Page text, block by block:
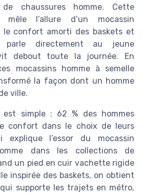
chaussures homme. Cette
mêle l’allure d’un mocassin
confort amorti des baskets et
parle directement au jeune
debout toute la journée. En
mocassins homme à semelle
la façon dont un homme
ville.
simple : 62 % des hommes
confort dans le choix de leurs
explique l’essor du mocassin
dans les collections de
un pied en cuir vachette rigide
inspirée des baskets, on obtient
supporte les trajets en métro,